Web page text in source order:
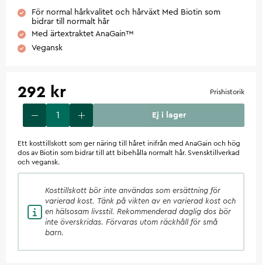
För normal hårkvalitet och hårväxt Med Biotin som
bidrar till normalt hår
Med ärtextraktet AnaGain™
Vegansk
292 kr Prishistorik
Ej i lager
Ett kosttillskott som ger näring till håret inifrån med AnaGain och hög
dos av Biotin som bidrar till att bibehålla normalt hår. Svensktillverkad
och vegansk.
Kosttillskott bör inte användas som ersättning för
varierad kost. Tänk på vikten av en varierad kost och
en hälsosam livsstil. Rekommenderad daglig dos bör
inte överskridas. Förvaras utom räckhåll för små
barn.